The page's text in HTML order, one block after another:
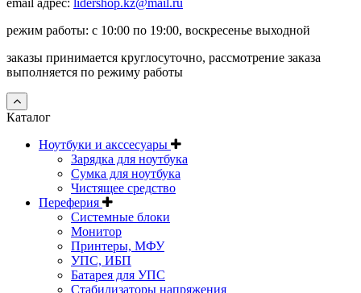
режим работы: с 10:00 по 19:00, воскресенье выходной
заказы принимается круглосуточно, рассмотрение заказа
выполняется по режиму работы
Каталог
Ноутбуки и акссесуары
Зарядка для ноутбука
Сумка для ноутбука
Чистящее средство
Переферия
Системные блоки
Монитор
Принтеры, МФУ
УПС, ИБП
Батарея для УПС
Стабилизаторы напряжения